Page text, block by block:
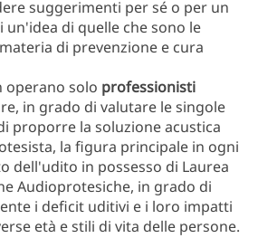
suggerimenti per sé o per un
di quelle che sono le
di prevenzione e cura
operano solo professionisti
in grado di valutare le singole
proporre la soluzione acustica
la figura principale in ogni
dell'udito in possesso di Laurea
Audioprotesiche, in grado di
i deficit uditivi e i loro impatti
età e stili di vita delle persone.